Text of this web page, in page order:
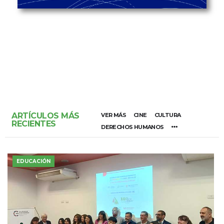
ARTÍCULOS MÁS
RECIENTES
VER MÁS CINE
CULTURA
DERECHOS HUMANOS
EDUCACIÓN